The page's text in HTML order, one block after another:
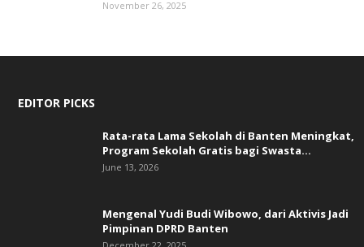
November 26, 2025
EDITOR PICKS
Rata-rata Lama Sekolah di Banten Meningkat,
‎Program Sekolah Gratis bagi Swasta...
June 13, 2026
Mengenal Yudi Budi Wibowo, dari Aktivis Jadi
Pimpinan DPRD Banten